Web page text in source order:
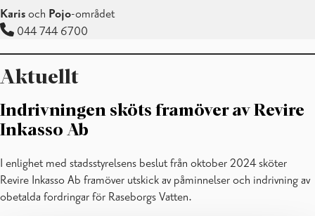
Karis och Pojo-området
044 744 6700
Aktuellt
Indrivningen sköts framöver av Revire
Inkasso Ab
I enlighet med stadsstyrelsens beslut från oktober 2024 sköter
Revire Inkasso Ab framöver utskick av påminnelser och indrivning av
obetalda fordringar för Raseborgs Vatten.